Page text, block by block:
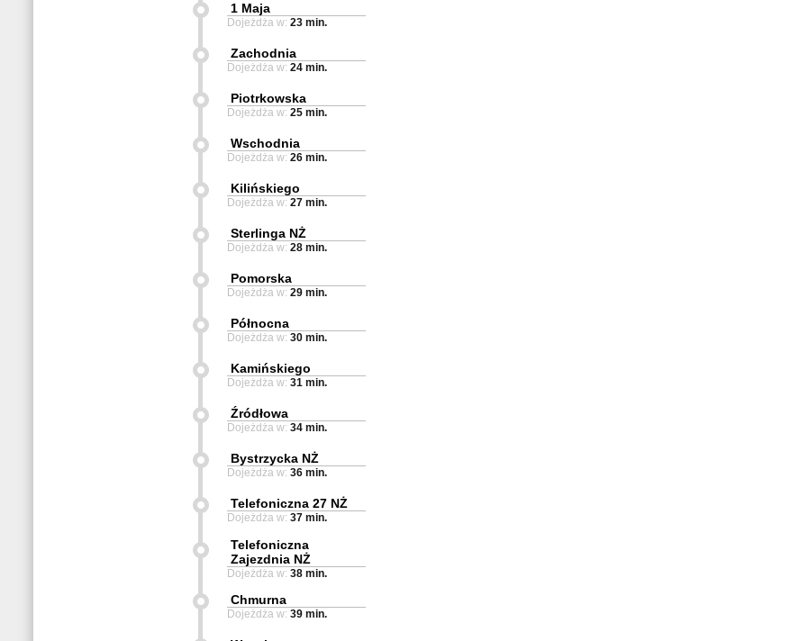
1 Maja
Dojeżdża w: 23 min.
Zachodnia
Dojeżdża w: 24 min.
Piotrkowska
Dojeżdża w: 25 min.
Wschodnia
Dojeżdża w: 26 min.
Kilińskiego
Dojeżdża w: 27 min.
Sterlinga NŻ
Dojeżdża w: 28 min.
Pomorska
Dojeżdża w: 29 min.
Północna
Dojeżdża w: 30 min.
Kamińskiego
Dojeżdża w: 31 min.
Źródłowa
Dojeżdża w: 34 min.
Bystrzycka NŻ
Dojeżdża w: 36 min.
Telefoniczna 27 NŻ
Dojeżdża w: 37 min.
Telefoniczna
Zajezdnia NŻ
Dojeżdża w: 38 min.
Chmurna
Dojeżdża w: 39 min.